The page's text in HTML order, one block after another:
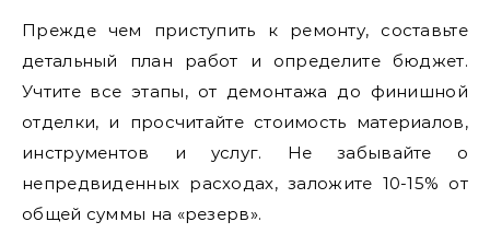
Прежде чем приступить к ремонту, составьте
детальный план работ и определите бюджет.
Учтите все этапы, от демонтажа до финишной
отделки, и просчитайте стоимость материалов,
инструментов и услуг. Не забывайте о
непредвиденных расходах, заложите 10-15% от
общей суммы на «резерв».